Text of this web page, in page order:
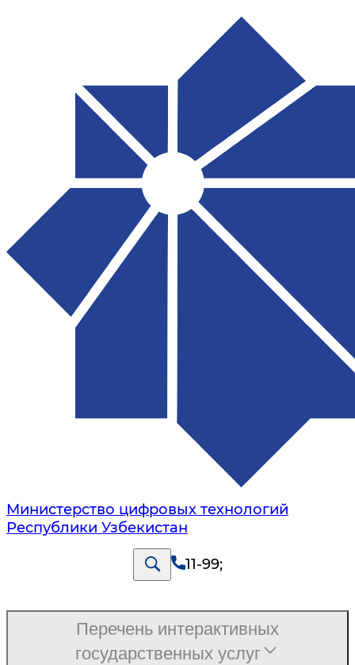
Министерство цифровых технологий
Республики Узбекистан
11-99;
Перечень интерактивных
государственных услуг